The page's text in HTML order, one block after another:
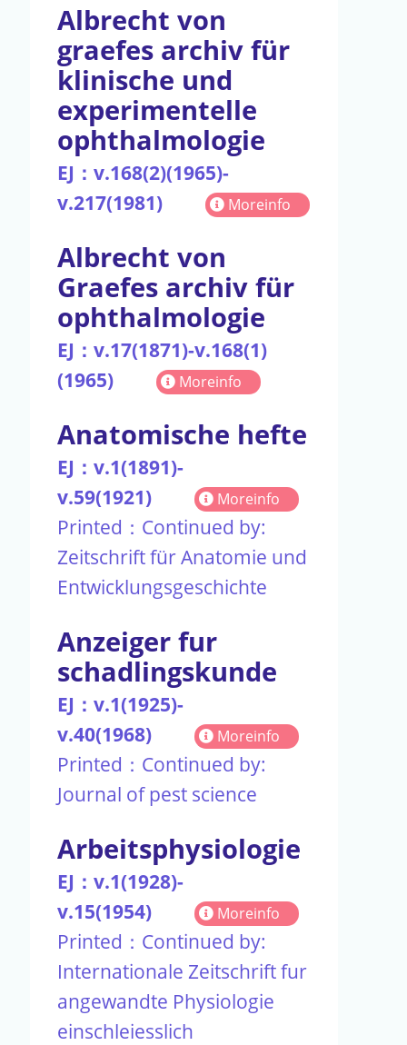
Albrecht von
graefes archiv für
klinische und
experimentelle
ophthalmologie
EJ：v.168(2)(1965)-
v.217(1981)
Moreinfo
Albrecht von
Graefes archiv für
ophthalmologie
EJ：v.17(1871)-v.168(1)
(1965)
Moreinfo
Anatomische hefte
EJ：v.1(1891)-
v.59(1921)
Moreinfo
Printed：Continued by:
Zeitschrift für Anatomie und
Entwicklungsgeschichte
Anzeiger fur
schadlingskunde
EJ：v.1(1925)-
v.40(1968)
Moreinfo
Printed：Continued by:
Journal of pest science
Arbeitsphysiologie
EJ：v.1(1928)-
v.15(1954)
Moreinfo
Printed：Continued by:
Internationale Zeitschrift fur
angewandte Physiologie
einschleiesslich